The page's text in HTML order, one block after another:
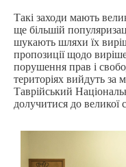
Такі заходи мають
ще більшій
шукають шляхи їх
пропозиції щодо
порушення прав і
територіях вийдуть за
Таврійський
долучитися до великої